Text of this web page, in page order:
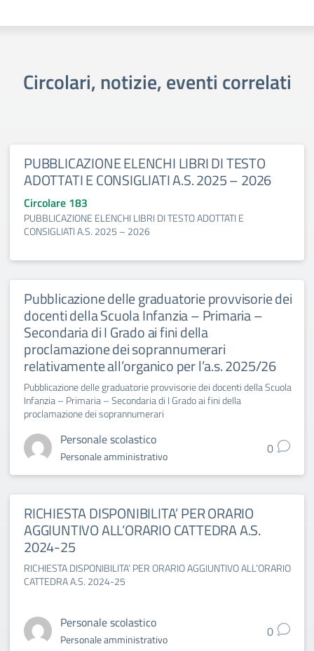
Circolari, notizie, eventi correlati
PUBBLICAZIONE ELENCHI LIBRI DI TESTO
ADOTTATI E CONSIGLIATI A.S. 2025 – 2026
Circolare 183
PUBBLICAZIONE ELENCHI LIBRI DI TESTO ADOTTATI E
CONSIGLIATI A.S. 2025 – 2026
Pubblicazione delle graduatorie provvisorie dei
docenti della Scuola Infanzia – Primaria –
Secondaria di I Grado ai fini della
proclamazione dei soprannumerari
relativamente all’organico per l’a.s. 2025/26
Pubblicazione delle graduatorie provvisorie dei docenti della Scuola
Infanzia – Primaria – Secondaria di I Grado ai fini della
proclamazione dei soprannumerari
Personale scolastico
Personale amministrativo 0
RICHIESTA DISPONIBILITA’ PER ORARIO
AGGIUNTIVO ALL’ORARIO CATTEDRA A.S.
2024-25
RICHIESTA DISPONIBILITA’ PER ORARIO AGGIUNTIVO ALL’ORARIO
CATTEDRA A.S. 2024-25
Personale scolastico
Personale amministrativo 0